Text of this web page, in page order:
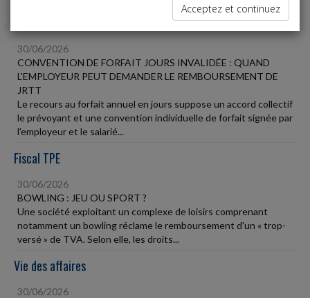
30/06/2026
CONVENTION DE FORFAIT JOURS INVALIDÉE : QUAND
L'EMPLOYEUR PEUT DEMANDER LE REMBOURSEMENT DE
JRTT
Le recours au forfait annuel en jours suppose un accord collectif
le prévoyant et une convention individuelle de forfait signée par
l'employeur et le salarié...
Fiscal TPE
30/06/2026
BOWLING : JEU OU SPORT ?
Une société exploitant un complexe de loisirs comprenant
notamment un bowling réclame le remboursement d'un « trop-
versé » de TVA. Selon elle, les droits...
Vie des affaires
30/06/2026
Acceptez et continuez